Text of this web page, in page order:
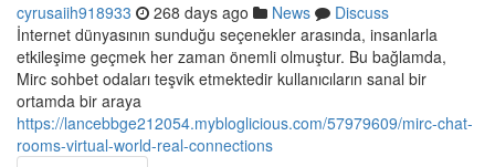
cyrusaiih918933 268 days ago News
Discuss
İnternet dünyasının sunduğu seçenekler arasında, insanlarla
etkileşime geçmek her zaman önemli olmuştur. Bu bağlamda,
Mirc sohbet odaları teşvik etmektedir kullanıcıların sanal bir
ortamda bir araya
https://lancebbge212054.mybloglicious.com/57979609/mirc-chat-
rooms-virtual-world-real-connections